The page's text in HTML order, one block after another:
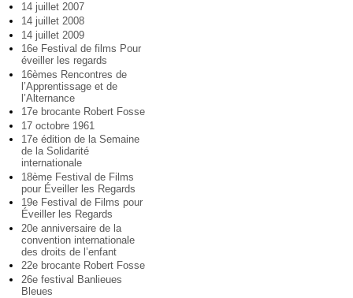
14 juillet 2007
14 juillet 2008
14 juillet 2009
16e Festival de films Pour
éveiller les regards
16èmes Rencontres de
l’Apprentissage et de
l’Alternance
17e brocante Robert Fosse
17 octobre 1961
17e édition de la Semaine
de la Solidarité
internationale
18ème Festival de Films
pour Éveiller les Regards
19e Festival de Films pour
Éveiller les Regards
20e anniversaire de la
convention internationale
des droits de l’enfant
22e brocante Robert Fosse
26e festival Banlieues
Bleues